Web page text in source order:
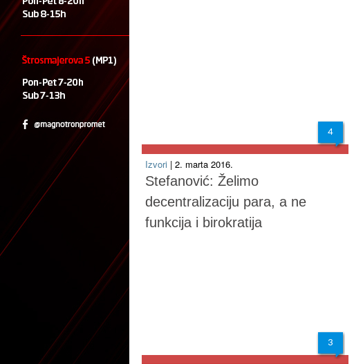
4
Izvori | 2. marta 2016.
Stefanović: Želimo
decentralizaciju para, a ne
funkcija i birokratija
3